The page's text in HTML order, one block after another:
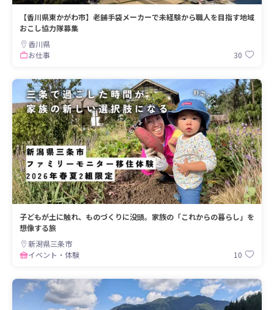
【香川県東かがわ市】老舗手袋メーカーで未経験から職人を目指す地域
おこし協力隊募集
香川県
お仕事
30
子どもが土に触れ、ものづくりに没頭。家族の「これからの暮らし」を
想像する旅
新潟県三条市
イベント・体験
10